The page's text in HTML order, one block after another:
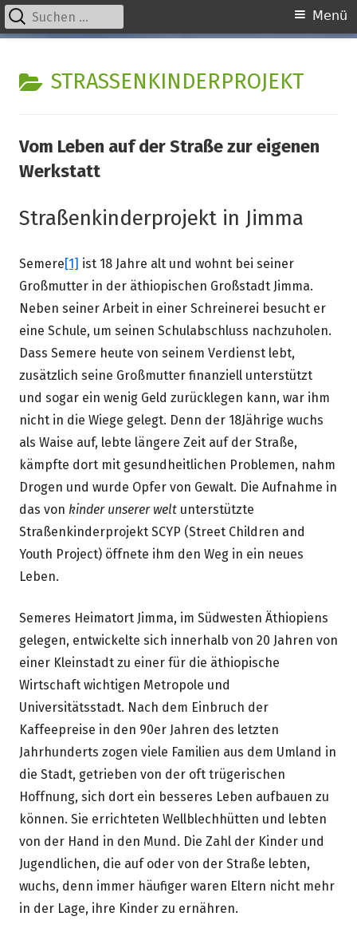
zum
Inhalt
Primäres
Menü
Suchen
nach:
KATEGORIE:
STRASSENKINDERPROJEKT
Vom Leben auf der Straße zur eigenen
Werkstatt
Straßenkinderprojekt in Jimma
Semere[1] ist 18 Jahre alt und wohnt bei seiner
Großmutter in der äthiopischen Großstadt Jimma.
Neben seiner Arbeit in einer Schreinerei besucht er
eine Schule, um seinen Schulabschluss nachzuholen.
Dass Semere heute von seinem Verdienst lebt,
zusätzlich seine Großmutter finanziell unterstützt
und sogar ein wenig Geld zurücklegen kann, war ihm
nicht in die Wiege gelegt. Denn der 18Jährige wuchs
als Waise auf, lebte längere Zeit auf der Straße,
kämpfte dort mit gesundheitlichen Problemen, nahm
Drogen und wurde Opfer von Gewalt. Die Aufnahme in
das von kinder unserer welt unterstützte
Straßenkinderprojekt SCYP (Street Children and
Youth Project) öffnete ihm den Weg in ein neues
Leben.
Semeres Heimatort Jimma, im Südwesten Äthiopiens
gelegen, entwickelte sich innerhalb von 20 Jahren von
einer Kleinstadt zu einer für die äthiopische
Wirtschaft wichtigen Metropole und
Universitätsstadt. Nach dem Einbruch der
Kaffeepreise in den 90er Jahren des letzten
Jahrhunderts zogen viele Familien aus dem Umland in
die Stadt, getrieben von der oft trügerischen
Hoffnung, sich dort ein besseres Leben aufbauen zu
können. Sie errichteten Wellblechhütten und lebten
von der Hand in den Mund. Die Zahl der Kinder und
Jugendlichen, die auf oder von der Straße lebten,
wuchs, denn immer häufiger waren Eltern nicht mehr
in der Lage, ihre Kinder zu ernähren.